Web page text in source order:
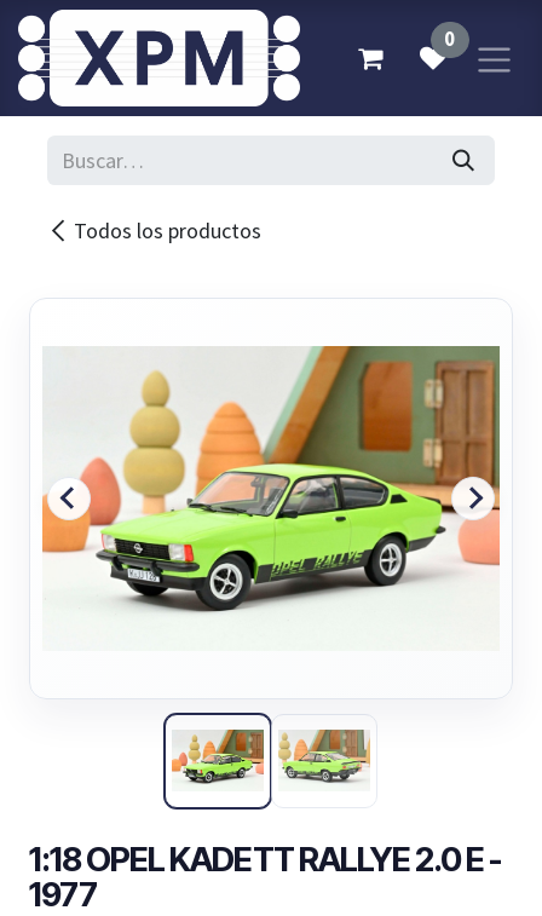
Ir al contenido
0
Todos los productos
1:18 OPEL KADETT RALLYE 2.0 E -
1977